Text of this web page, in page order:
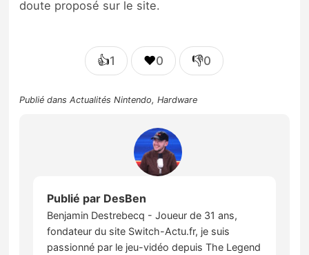
doute proposé sur le site.
👍1 ❤️0 👎0
Publié dansActualités Nintendo,Hardware
Publié par DesBen
Benjamin Destrebecq - Joueur de 31 ans,
fondateur du site Switch-Actu.fr, je suis
passionné par le jeu-vidéo depuis The Legend